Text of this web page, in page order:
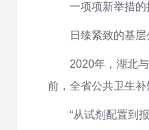
一项项新举措的
日臻紧致的基
2020年，湖北
前，全省公共卫生补
“从试剂配置到